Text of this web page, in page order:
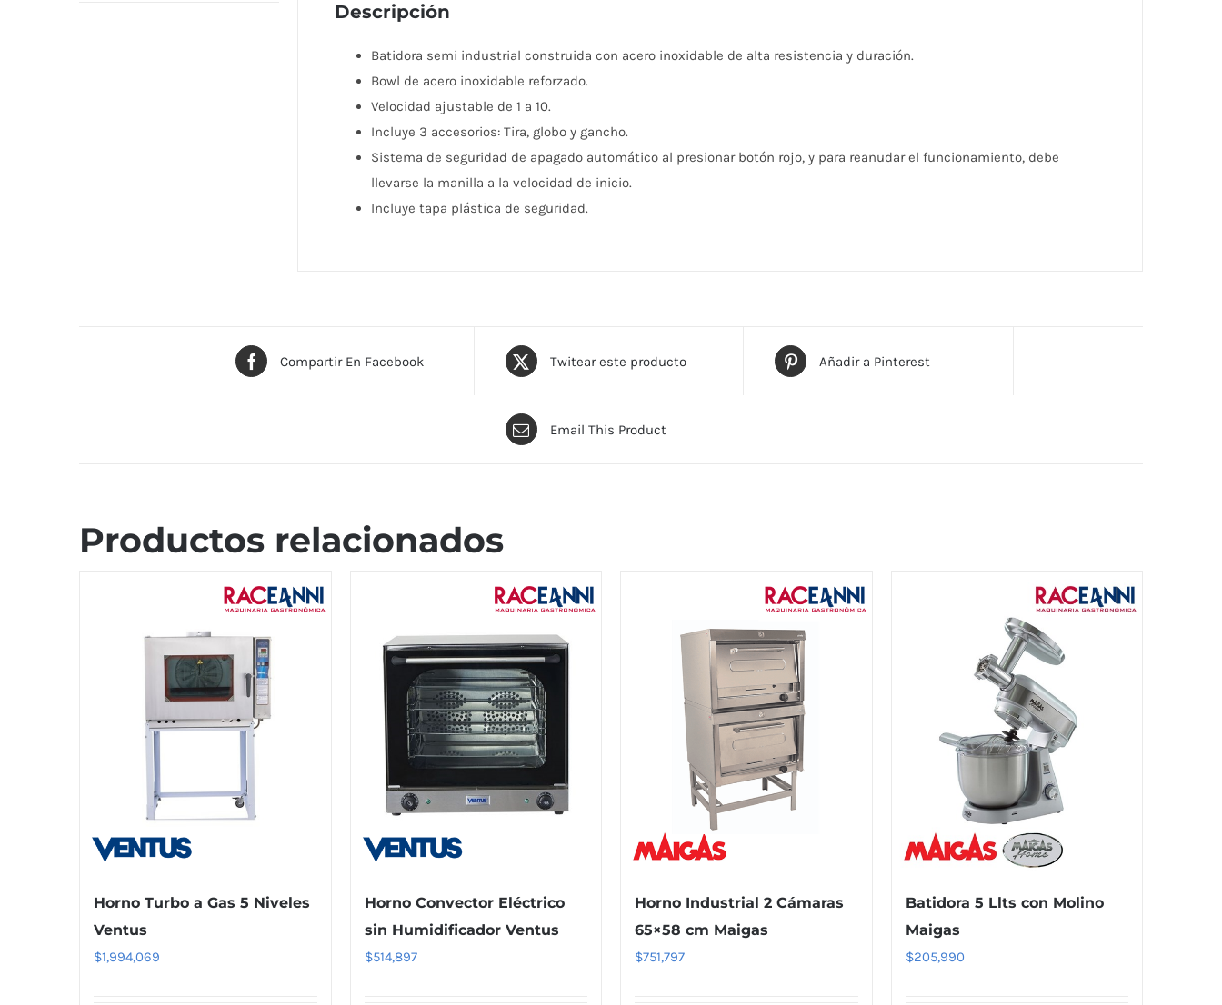
Descripción
Batidora semi industrial construida con acero inoxidable de alta resistencia y duración.
Bowl de acero inoxidable reforzado.
Velocidad ajustable de 1 a 10.
Incluye 3 accesorios: Tira, globo y gancho.
Sistema de seguridad de apagado automático al presionar botón rojo, y para reanudar el funcionamiento, debe
llevarse la manilla a la velocidad de inicio.
Incluye tapa plástica de seguridad.
Compartir En Facebook Twitear este producto Añadir a Pinterest
Email This Product
Productos relacionados
Horno Turbo a Gas 5 Niveles
Ventus
$1,994,069
Horno Convector Eléctrico
sin Humidificador Ventus
$514,897
Horno Industrial 2 Cámaras
65×58 cm Maigas
$751,797
Batidora 5 Llts con Molino
Maigas
$205,990